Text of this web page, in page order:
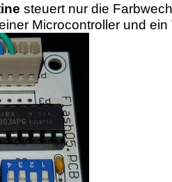
steuert nur die
Microcontroller und